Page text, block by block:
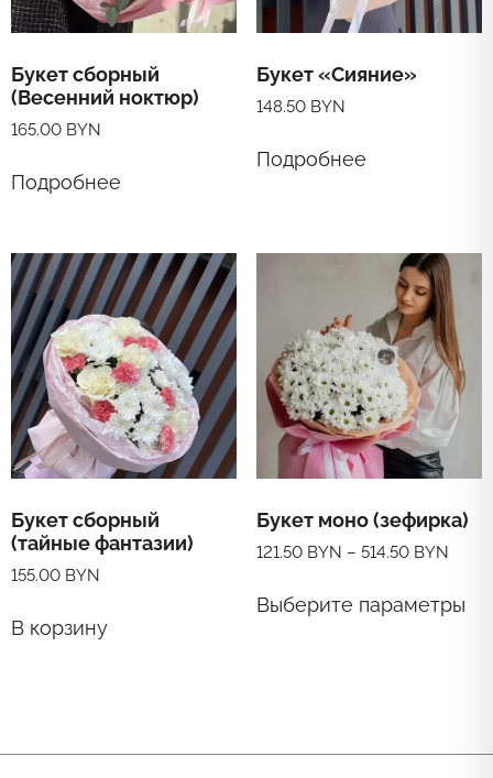
Букет сборный
(Весенний ноктюр)
165.00 BYN
Подробнее
Букет «Сияние»
148.50 BYN
Подробнее
Букет сборный
(тайные фантазии)
155.00 BYN
В корзину
Букет моно (зефирка)
121.50 BYN – 514.50 BYN
Выберите параметры